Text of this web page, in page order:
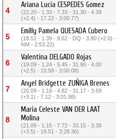
4
Ariana Lucia CESPEDES Gomez
(22.20 - 1.33 - 7.33 - 31.30 - 4.39
(+2.4) - 17.22 - 3:00.77)
5
Emilly Pamela QUESADA Cubero
(18.51 - 1.39 - 9.62 - DQ - 3.80 (+2.0) -
NM - 2:53.22)
6
Valentina DELGADO Rojas
(19.09 - 1.24 - 5.45 - 31.90 - 4.00
(+2.5) - 10.58 - 3:00.08)
7
Anyel Bridgette ZUÑIGA Brenes
(20.09 - 1.18 - 4.82 - 31.17 - 3.69
(+3.1) - 7.12 - 3:01.98)
8
Maria Celeste VAN DER LAAT
Molina
(21.09 - 1.15 - 7.72 - 33.15 - 3.38
(+3.5) - 19.51 - 3:28.36)